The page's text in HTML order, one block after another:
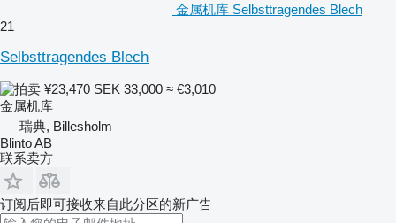
金属机库 Selbsttragendes Blech
21
Selbsttragendes Blech
¥23,470 SEK 33,000 ≈ €3,010
金属机库
瑞典, Billesholm
Blinto AB
联系卖方
订阅后即可接收来自此分区的新广告